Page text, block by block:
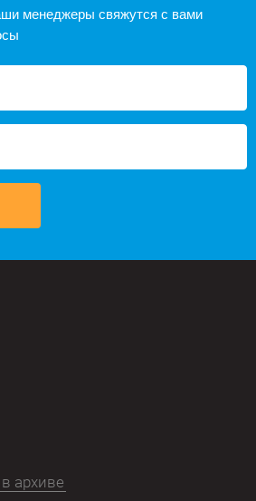
менеджеры свяжутся с вами